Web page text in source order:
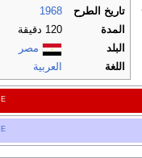
تاريخ الطرح
1968
المدة
120 دقيقة
البلد
مصر
اللغة
العربية
e
e